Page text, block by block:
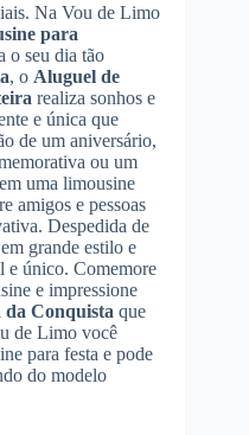
Na Vou de Limo
para
o seu dia tão
, o Aluguel de
realiza sonhos e
e única que
de um aniversário,
ou um
uma limousine
amigos e pessoas
Despedida de
grande estilo e
e único. Comemore
e impressione
Conquista que
de Limo você
para festa e pode
do modelo